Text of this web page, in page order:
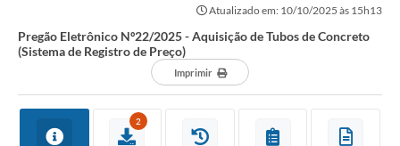
Serviços Online
Atualizado em: 10/10/2025 às 15h13
Pregão Eletrônico Nº22/2025 - Aquisição de Tubos de Concreto
(Sistema de Registro de Preço)
Imprimir
2